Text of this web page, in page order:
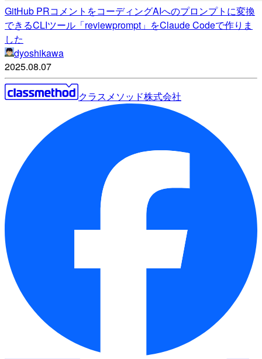
GitHub PRコメントをコーディングAIへのプロンプトに変換
できるCLIツール「reviewprompt」をClaude Codeで作りま
した
dyoshikawa
2025.08.07
クラスメソッド株式会社